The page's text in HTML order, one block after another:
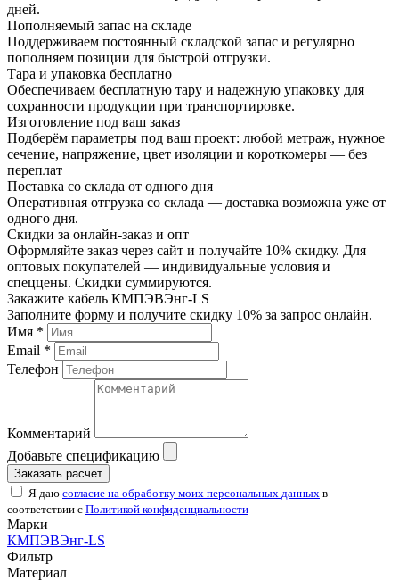
дней.
Пополняемый запас на складе
Поддерживаем постоянный складской запас и регулярно
пополняем позиции для быстрой отгрузки.
Тара и упаковка бесплатно
Обеспечиваем бесплатную тару и надежную упаковку для
сохранности продукции при транспортировке.
Изготовление под ваш заказ
Подберём параметры под ваш проект: любой метраж, нужное
сечение, напряжение, цвет изоляции и короткомеры — без
переплат
Поставка со склада от одного дня
Оперативная отгрузка со склада — доставка возможна уже от
одного дня.
Скидки за онлайн-заказ и опт
Оформляйте заказ через сайт и получайте 10% скидку. Для
оптовых покупателей — индивидуальные условия и
спеццены. Скидки суммируются.
Закажите кабель КМПЭВЭнг-LS
Заполните форму и получите скидку 10% за запрос онлайн.
Имя *
Email *
Телефон
Комментарий
Добавьте спецификацию
Заказать расчет
Я даю согласие на обработку моих персональных данных в
соответствии с Политикой конфиденциальности
Марки
КМПЭВЭнг-LS
Фильтр
Материал